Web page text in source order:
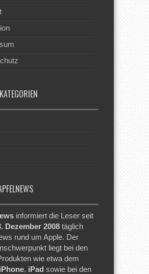
informiert die Leser seit
Dezember 2008 täglich
rund um Apple. Der
liegt bei den
wie etwa dem
, iPad sowie bei den